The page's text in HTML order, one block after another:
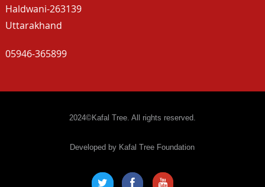
Haldwani-263139
Uttarakhand
05946-365899
2024©Kafal Tree. All rights reserved.
Developed by Kafal Tree Foundation